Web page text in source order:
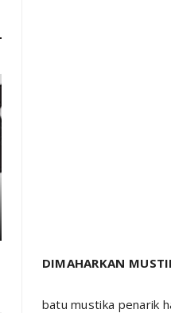
DIMAHARKAN
batu mustika penarik